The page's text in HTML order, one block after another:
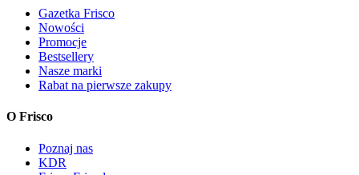
Gazetka Frisco
Nowości
Promocje
Bestsellery
Nasze marki
Rabat na pierwsze zakupy
O Frisco
Poznaj nas
KDR